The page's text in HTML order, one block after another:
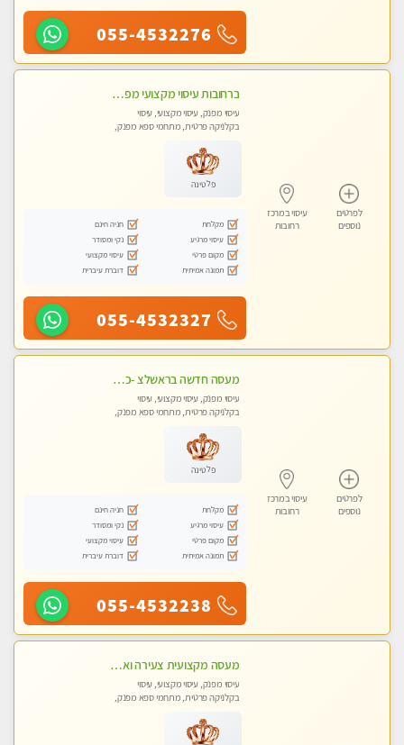
055-4532276
לפרטים
נוספים
עיסוי במרכז
רחובות
ברחובות עיסוי מקצועי מפנק וכול סוגי העיסויים רמה גבוהה! ללא מין !
עיסוי מפנק, עיסוי מקצועי, עיסוי
בקלניקה פרטית, מתחמי ספא מפנק,
פלטינה
מקלחת
חניה חינם
עיסוי מרגיע
נקי ומסודר
מקום פרטי
עיסוי מקצועי
תמונה אמיתית
דוברת עיברית
055-4532327
לפרטים
נוספים
עיסוי במרכז
רחובות
מעסה חדשה בראשלצ -כל סוגי העיסויים מעסה מקצועית ואיכותית פרטי!!!מומלץ לחלוטין!!
עיסוי מפנק, עיסוי מקצועי, עיסוי
בקלניקה פרטית, מתחמי ספא מפנק,
פלטינה
מקלחת
חניה חינם
עיסוי מרגיע
נקי ומסודר
מקום פרטי
עיסוי מקצועי
תמונה אמיתית
דוברת עיברית
055-4532238
מעסה מקצועית צעירה ואיכותית פרטי!!! מ 10:00 בבוקר עד 18:00 בערב.
עיסוי מפנק, עיסוי מקצועי, עיסוי
בקלניקה פרטית, מתחמי ספא מפנק,